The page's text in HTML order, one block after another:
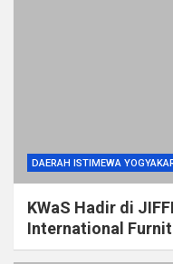
DAERAH ISTIMEWA
KWaS Hadir di
International